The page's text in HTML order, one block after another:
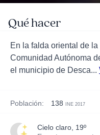
Qué hacer
En la falda oriental de
Comunidad Autónoma
el municipio de Desca...
Población: 138 INE 2017
cielo claro, 19º